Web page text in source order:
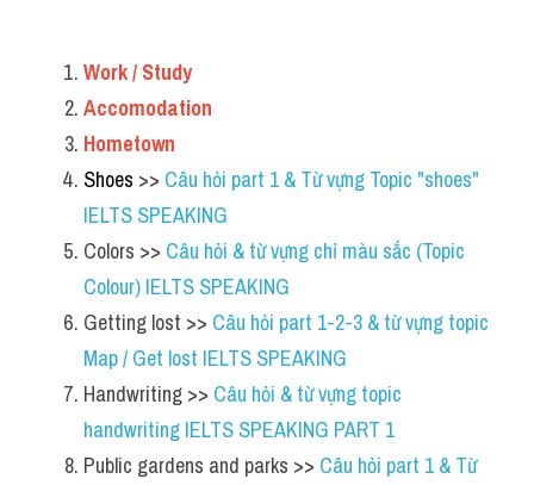
Work / Study
Accomodation
Hometown
Shoes >> Câu hỏi part 1 & Từ vựng Topic "shoes"
IELTS SPEAKING
Colors >> Câu hỏi & từ vựng chỉ màu sắc (Topic
Colour) IELTS SPEAKING
Getting lost >> Câu hỏi part 1-2-3 & từ vựng topic
Map / Get lost IELTS SPEAKING
Handwriting >> Câu hỏi & từ vựng topic
handwriting IELTS SPEAKING PART 1
Public gardens and parks >> Câu hỏi part 1 & Từ